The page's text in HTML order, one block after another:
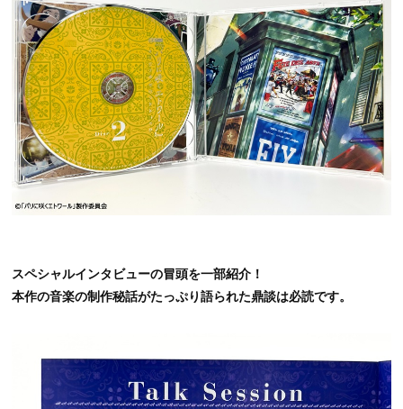
スペシャルインタビューの冒頭を一部紹介！
本作の音楽の制作秘話がたっぷり語られた鼎談は必読です。